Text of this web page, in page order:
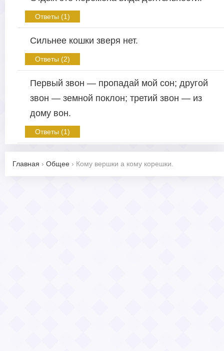
Ответы (1)
Сильнее кошки зверя нет.
Ответы (2)
Первый звон — пропадай мой сон; другой
звон — земной поклон; третий звон — из
дому вон.
Ответы (1)
Главная › Общее › Кому вершки а кому корешки.